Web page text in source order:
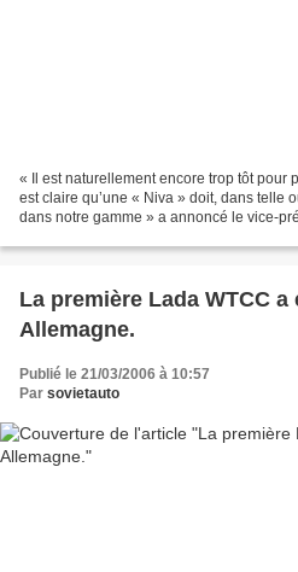
« Il est naturellement encore trop tôt pour
est claire qu’une « Niva » doit, dans telle
dans notre gamme » a annoncé le vice-
La première Lada WTCC a
Allemagne.
Publié le 21/03/2006 à 10:57
Par sovietauto